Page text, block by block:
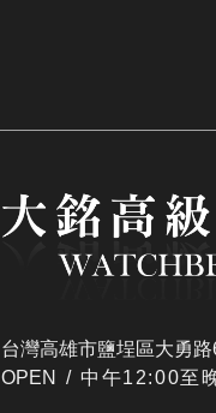
台灣高雄市鹽埕區大勇
OPEN / 中午12:00至